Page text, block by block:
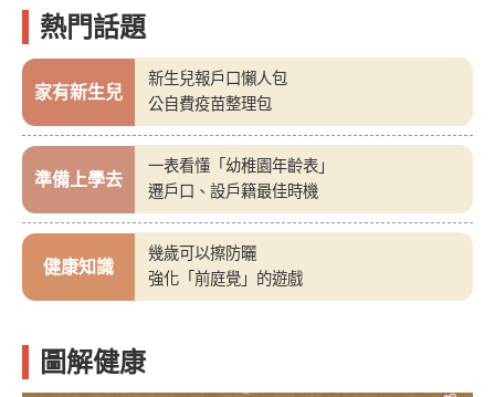
熱門話題
家有新生兒
新生兒報戶口懶人包
公自費疫苗整理包
準備上學去
一表看懂「幼稚園年齡表」
遷戶口、設戶籍最佳時機
健康知識
幾歲可以擦防曬
強化「前庭覺」的遊戲
圖解健康